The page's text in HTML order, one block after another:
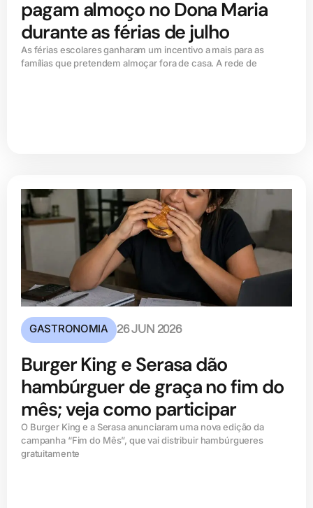
pagam almoço no Dona Maria
durante as férias de julho
As férias escolares ganharam um incentivo a mais para as
famílias que pretendem almoçar fora de casa. A rede de
GASTRONOMIA 26 JUN 2026
Burger King e Serasa dão
hambúrguer de graça no fim do
mês; veja como participar
O Burger King e a Serasa anunciaram uma nova edição da
campanha “Fim do Mês”, que vai distribuir hambúrgueres
gratuitamente